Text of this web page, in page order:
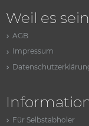
Weil es
AGB
Impressum
Für Selbstabholer